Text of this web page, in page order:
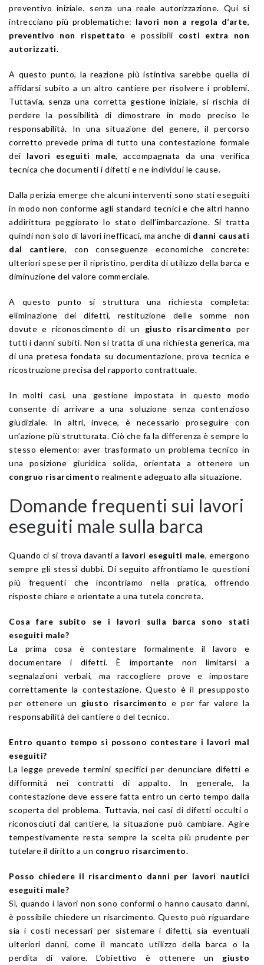
preventivo iniziale, senza una reale autorizzazione. Qui si
intrecciano più problematiche: lavori non a regola d’arte,
preventivo non rispettato e possibili costi extra non
autorizzati.
A questo punto, la reazione più istintiva sarebbe quella di
affidarsi subito a un altro cantiere per risolvere i problemi.
Tuttavia, senza una corretta gestione iniziale, si rischia di
perdere la possibilità di dimostrare in modo preciso le
responsabilità. In una situazione del genere, il percorso
corretto prevede prima di tutto una contestazione formale
dei lavori eseguiti male, accompagnata da una verifica
tecnica che documenti i difetti e ne individui le cause.
Dalla perizia emerge che alcuni interventi sono stati eseguiti
in modo non conforme agli standard tecnici e che altri hanno
addirittura peggiorato lo stato dell’imbarcazione. Si tratta
quindi non solo di lavori inefficaci, ma anche di danni causati
dal cantiere, con conseguenze economiche concrete:
ulteriori spese per il ripristino, perdita di utilizzo della barca e
diminuzione del valore commerciale.
A questo punto si struttura una richiesta completa:
eliminazione dei difetti, restituzione delle somme non
dovute e riconoscimento di un giusto risarcimento per
tutti i danni subiti. Non si tratta di una richiesta generica, ma
di una pretesa fondata su documentazione, prova tecnica e
ricostruzione precisa del rapporto contrattuale.
In molti casi, una gestione impostata in questo modo
consente di arrivare a una soluzione senza contenzioso
giudiziale. In altri, invece, è necessario proseguire con
un’azione più strutturata. Ciò che fa la differenza è sempre lo
stesso elemento: aver trasformato un problema tecnico in
una posizione giuridica solida, orientata a ottenere un
congruo risarcimento realmente adeguato alla situazione.
Domande frequenti sui lavori
eseguiti male sulla barca
Quando ci si trova davanti a lavori eseguiti male, emergono
sempre gli stessi dubbi. Di seguito affrontiamo le questioni
più frequenti che incontriamo nella pratica, offrendo
risposte chiare e orientate a una tutela concreta.
Cosa fare subito se i lavori sulla barca sono stati
eseguiti male?
La prima cosa è contestare formalmente il lavoro e
documentare i difetti. È importante non limitarsi a
segnalazioni verbali, ma raccogliere prove e impostare
correttamente la contestazione. Questo è il presupposto
per ottenere un giusto risarcimento e per far valere la
responsabilità del cantiere o del tecnico.
Entro quanto tempo si possono contestare i lavori mal
eseguiti?
La legge prevede termini specifici per denunciare difetti e
difformità nei contratti di appalto. In generale, la
contestazione deve essere fatta entro un certo tempo dalla
scoperta del problema. Tuttavia, nei casi di difetti occulti o
riconosciuti dal cantiere, la situazione può cambiare. Agire
tempestivamente resta sempre la scelta più prudente per
tutelare il diritto a un congruo risarcimento.
Posso chiedere il risarcimento danni per lavori nautici
eseguiti male?
Sì, quando i lavori non sono conformi o hanno causato danni,
è possibile chiedere un risarcimento. Questo può riguardare
sia i costi necessari per sistemare i difetti, sia eventuali
ulteriori danni, come il mancato utilizzo della barca o la
perdita di valore. L’obiettivo è ottenere un giusto